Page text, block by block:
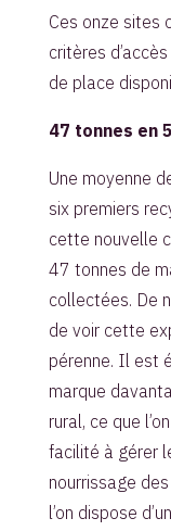
Ces onze sites
critères
de place
47 tonnes en
Une moyenne
six premiers
cette nouvelle
47 tonnes de
collectées. De
de voir cette
pérenne. Il est
marque
rural, ce que
facilité à gérer
nourrissage
l’on dispose